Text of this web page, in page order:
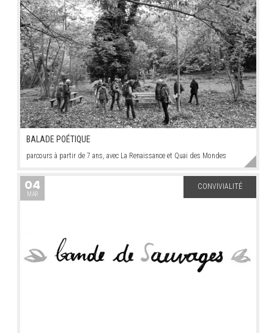
BALADE POÉTIQUE
parcours à partir de 7 ans, avec La Renaissance et Quai des Mondes
04
MAR
CONVIVIALITÉ